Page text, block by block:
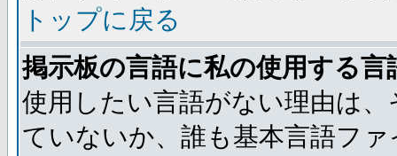
トップに戻る
掲示板の言語に私の使用する
使用したい言語がない理由は
ていないか、誰も基本言語フ